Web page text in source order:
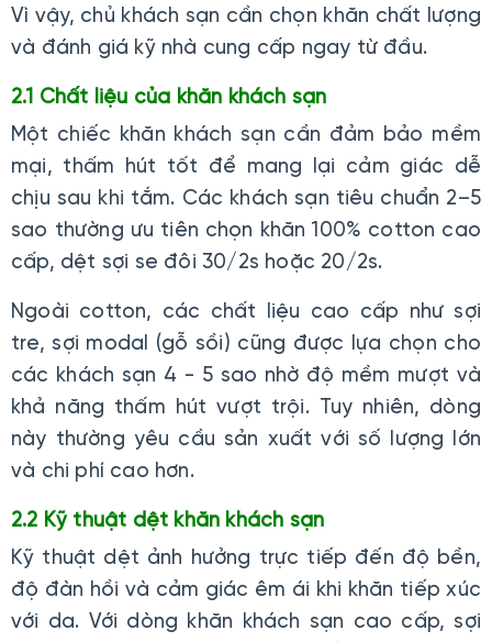
Vì vậy, chủ khách sạn cần chọn khăn chất lượng
và đánh giá kỹ nhà cung cấp ngay từ đầu.
2.1 Chất liệu của khăn khách sạn
Một chiếc khăn khách sạn cần đảm bảo mềm
mại, thấm hút tốt để mang lại cảm giác dễ
chịu sau khi tắm. Các khách sạn tiêu chuẩn 2–5
sao thường ưu tiên chọn khăn 100% cotton cao
cấp, dệt sợi se đôi 30/2s hoặc 20/2s.
Ngoài cotton, các chất liệu cao cấp như sợi
tre, sợi modal (gỗ sồi) cũng được lựa chọn cho
các khách sạn 4 - 5 sao nhờ độ mềm mượt và
khả năng thấm hút vượt trội. Tuy nhiên, dòng
này thường yêu cầu sản xuất với số lượng lớn
và chi phí cao hơn.
2.2 Kỹ thuật dệt khăn khách sạn
Kỹ thuật dệt ảnh hưởng trực tiếp đến độ bền,
độ đàn hồi và cảm giác êm ái khi khăn tiếp xúc
với da. Với dòng khăn khách sạn cao cấp, sợi